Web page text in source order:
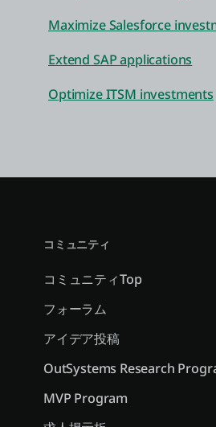
Maximize Salesforce
Extend SAP applications
Optimize ITSM investments
コミュニティ
コミュニティTop
フォーラム
アイデア投稿
OutSystems Research
MVP Program